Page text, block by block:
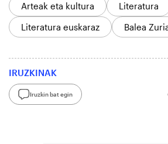
Arteak eta kultura
Literatura
Literatura euskaraz
Balea
IRUZKINAK
Iruzkin bat egin